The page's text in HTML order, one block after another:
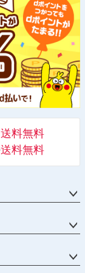
送料無料
送料無料